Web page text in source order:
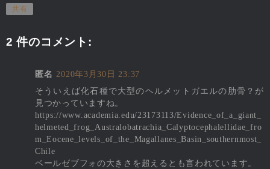
共有
2 件のコメント:
匿名 2020年3月30日 23:37
そういえば化石種で大型のヘルメットガエルの肋骨？が
見つかっていますね。
https://www.academia.edu/23173113/Evidence_of_a_giant_
helmeted_frog_Australobatrachia_Calyptocephalellidae_fro
m_Eocene_levels_of_the_Magallanes_Basin_southernmost_
Chile
ベールゼブフォの大きさを超えるとも言われています。